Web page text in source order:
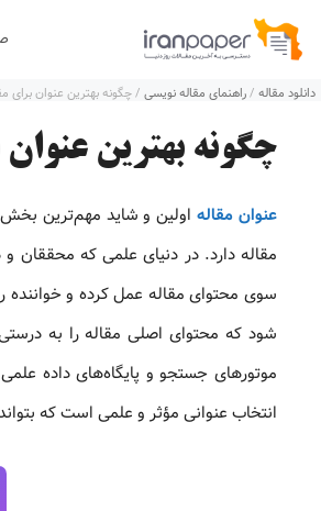
پرش
محتوا
دانلود مقاله /راهنمای مقاله نویسی /چگونه بهترین عنوان برای
چگونه بهترین
عنوان مقالهاولین و شاید مهم‌ترین
مقاله دارد. در دنیای علمی که محققان
سوی محتوای مقاله عمل کرده و خواننده
شود که محتوای اصلی مقاله را به
موتورهای جستجو و پایگاه‌های داده
انتخاب عنوانی مؤثر و علمی است که